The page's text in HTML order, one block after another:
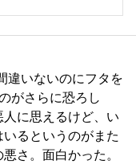
違いないのにフタを
がさらに恐ろし
に思えるけど、い
るというのがまた
さ。面白かった。